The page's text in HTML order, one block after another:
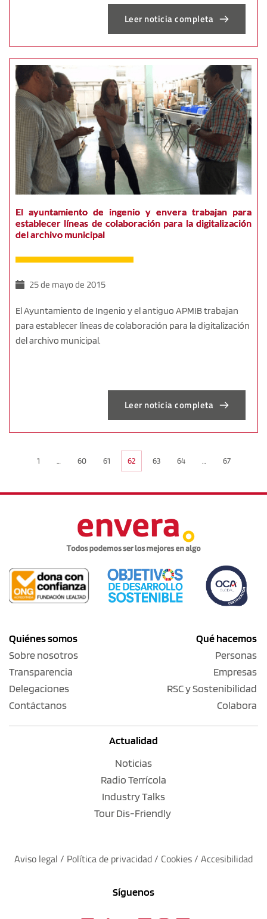
Leer noticia completa
El ayuntamiento de ingenio y envera trabajan para
establecer líneas de colaboración para la digitalización
del archivo municipal
25 de mayo de 2015
El Ayuntamiento de Ingenio y el antiguo APMIB trabajan
para establecer líneas de colaboración para la digitalización
del archivo municipal.
Leer noticia completa
1 60 61 62 63 64 67
Quiénes somos
Sobre nosotros
Transparencia
Delegaciones
Contáctanos
Qué hacemos
Personas
Empresas
RSC y Sostenibilidad
Colabora
Actualidad
Noticias
Radio Terrícola
Industry Talks
Tour Dis-Friendly
Aviso legal / Política de privacidad / Cookies / Accesibilidad
Síguenos